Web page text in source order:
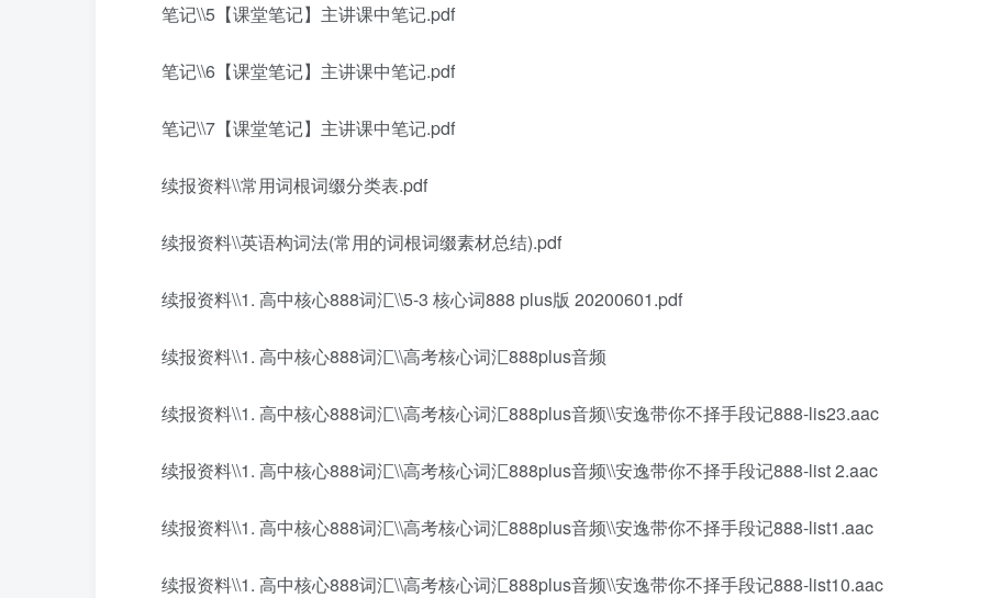
笔记\\5【课堂笔记】主讲课中笔记.pdf
笔记\\6【课堂笔记】主讲课中笔记.pdf
笔记\\7【课堂笔记】主讲课中笔记.pdf
续报资料\\常用词根词缀分类表.pdf
续报资料\\英语构词法(常用的词根词缀素材总结).pdf
续报资料\\1. 高中核心888词汇\\5-3 核心词888 plus版 20200601.pdf
续报资料\\1. 高中核心888词汇\\高考核心词汇888plus音频
续报资料\\1. 高中核心888词汇\\高考核心词汇888plus音频\\安逸带你不择手段记888-lis23.aac
续报资料\\1. 高中核心888词汇\\高考核心词汇888plus音频\\安逸带你不择手段记888-list 2.aac
续报资料\\1. 高中核心888词汇\\高考核心词汇888plus音频\\安逸带你不择手段记888-list1.aac
续报资料\\1. 高中核心888词汇\\高考核心词汇888plus音频\\安逸带你不择手段记888-list10.aac